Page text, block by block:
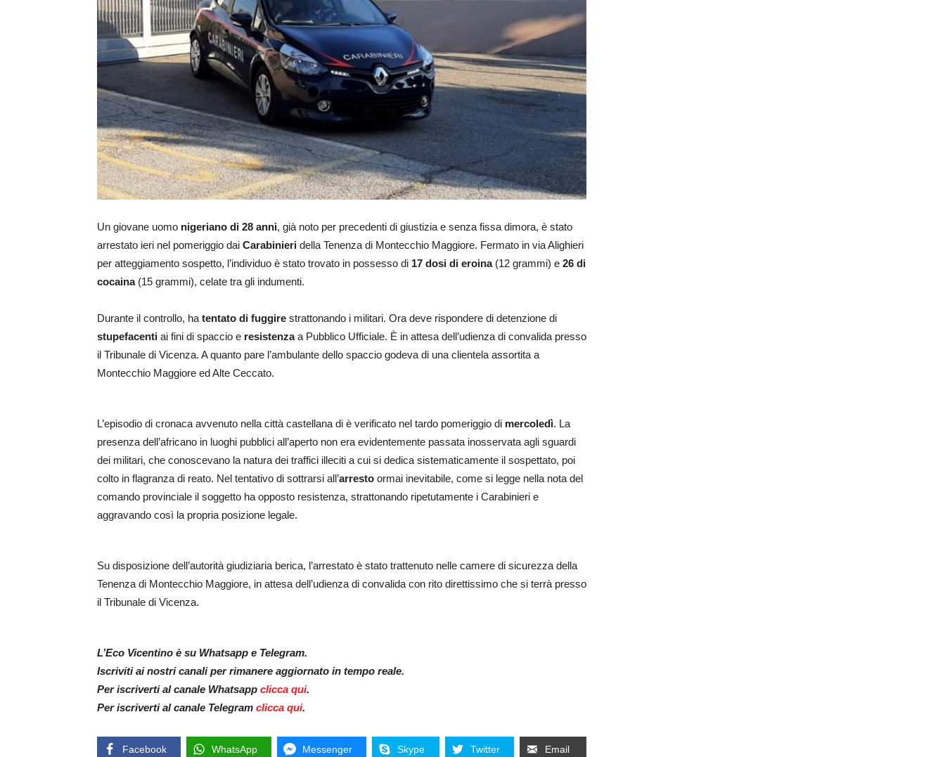
Un giovane uomo nigeriano di 28 anni, già noto per precedenti di giustizia e senza fissa dimora, è stato
arrestato ieri nel pomeriggio dai Carabinieri della Tenenza di Montecchio Maggiore. Fermato in via Alighieri
per atteggiamento sospetto, l’individuo è stato trovato in possesso di 17 dosi di eroina(12 grammi) e 26 di
cocaina(15 grammi), celate tra gli indumenti.
Durante il controllo, ha tentato di fuggire strattonando i militari. Ora deve rispondere di detenzione di
stupefacenti ai fini di spaccio e resistenzaa Pubblico Ufficiale. È in attesa dell’udienza di convalida presso
il Tribunale di Vicenza. A quanto pare l’ambulante dello spaccio godeva di una clientela assortita a
Montecchio Maggiore ed Alte Ceccato.
L’episodio di cronaca avvenuto nella città castellana di è verificato nel tardo pomeriggio di mercoledì. La
presenza dell’africano in luoghi pubblici all’aperto non era evidentemente passata inosservata agli sguardi
dei militari, che conoscevano la natura dei traffici illeciti a cui si dedica sistematicamente il sospettato, poi
colto in flagranza di reato. Nel tentativo di sottrarsi all’arresto ormai inevitabile, come si legge nella nota del
comando provinciale il soggetto ha opposto resistenza, strattonando ripetutamente i Carabinieri e
aggravando così la propria posizione legale.
Su disposizione dell’autorità giudiziaria berica, l’arrestato è stato trattenuto nelle camere di sicurezza della
Tenenza di Montecchio Maggiore, in attesa dell’udienza di convalida con rito direttissimo che si terrà presso
il Tribunale di Vicenza.
L’Eco Vicentino è su Whatsapp e Telegram.
Iscriviti ai nostri canali per rimanere aggiornato in tempo reale.
Per iscriverti al canale Whatsapp clicca qui.
Per iscriverti al canale Telegram clicca qui.
Facebook WhatsApp Messenger Skype Twitter Email